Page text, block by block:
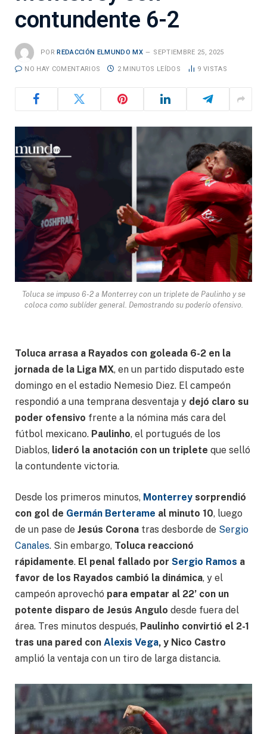
contundente 6-2
POR REDACCIÓN ELMUNDO MX SEPTIEMBRE 25, 2025
NO HAY COMENTARIOS 2 MINUTOS LEÍDOS 9 VISTAS
Toluca se impuso 6-2 a Monterrey con un triplete de Paulinho y se
coloca como sublíder general. Demostrando su poderío ofensivo.
Toluca arrasa a Rayados con goleada 6-2 en la
jornada de la Liga MX, en un partido disputado este
domingo en el estadio Nemesio Diez. El campeón
respondió a una temprana desventaja y dejó claro su
poder ofensivo frente a la nómina más cara del
fútbol mexicano. Paulinho, el portugués de los
Diablos, lideró la anotación con un triplete que selló
la contundente victoria.
Desde los primeros minutos, Monterrey sorprendió
con gol de Germán Berterame al minuto 10, luego
de un pase de Jesús Corona tras desborde de Sergio
Canales. Sin embargo, Toluca reaccionó
rápidamente. El penal fallado por Sergio Ramos a
favor de los Rayados cambió la dinámica, y el
campeón aprovechó para empatar al 22’ con un
potente disparo de Jesús Angulo desde fuera del
área. Tres minutos después, Paulinho convirtió el 2-1
tras una pared con Alexis Vega, y Nico Castro
amplió la ventaja con un tiro de larga distancia.